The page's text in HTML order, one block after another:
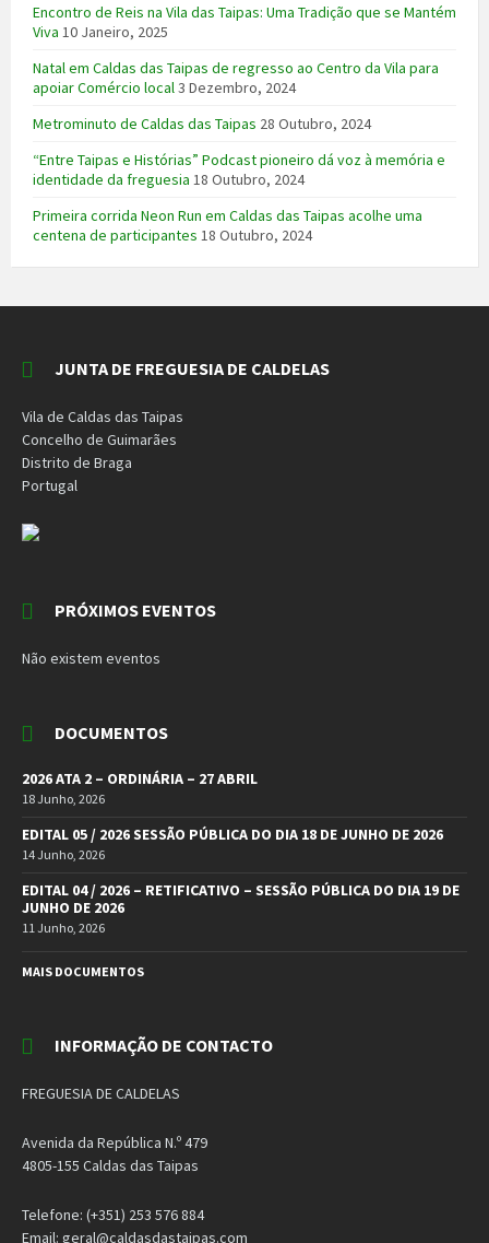
Encontro de Reis na Vila das Taipas: Uma Tradição que se Mantém
Viva 10 Janeiro, 2025
Natal em Caldas das Taipas de regresso ao Centro da Vila para
apoiar Comércio local3 Dezembro, 2024
Metrominuto de Caldas das Taipas 28 Outubro, 2024
“Entre Taipas e Histórias” Podcast pioneiro dá voz à memória e
identidade da freguesia 18 Outubro, 2024
Primeira corrida Neon Run em Caldas das Taipas acolhe uma
centena de participantes 18 Outubro, 2024
JUNTA DE FREGUESIA DE CALDELAS
Vila de Caldas das Taipas
Concelho de Guimarães
Distrito de Braga
Portugal
PRÓXIMOS EVENTOS
Não existem eventos
DOCUMENTOS
2026 ATA 2 – ORDINÁRIA – 27 ABRIL
18 Junho, 2026
EDITAL 05 / 2026 SESSÃO PÚBLICA DO DIA 18 DE JUNHO DE 2026
14 Junho, 2026
EDITAL 04 / 2026 – RETIFICATIVO – SESSÃO PÚBLICA DO DIA 19 DE
JUNHO DE 2026
11 Junho, 2026
MAIS DOCUMENTOS
INFORMAÇÃO DE CONTACTO
FREGUESIA DE CALDELAS
Avenida da República N.º 479
4805-155 Caldas das Taipas
Telefone: (+351) 253 576 884
Email: geral@caldasdastaipas.com